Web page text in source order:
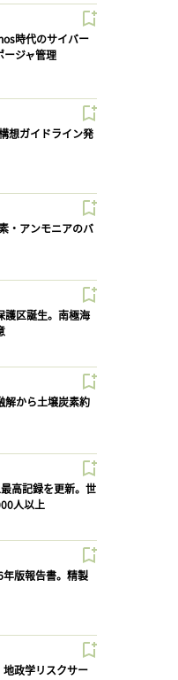
時代のサイバー
ージャ管理
想ガイドライン発
・アンモニアのバ
護区誕生。南極海
解から土壌炭素約
高記録を更新。世
人以上
年版報告書。精製
地政学リスクサー